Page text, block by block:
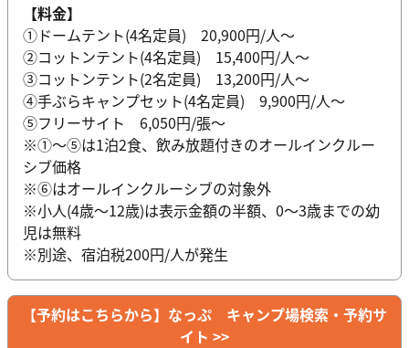
【料金】
①ドームテント(4名定員) 20,900円/人〜
②コットンテント(4名定員) 15,400円/人〜
③コットンテント(2名定員) 13,200円/人～
④手ぶらキャンプセット(4名定員) 9,900円/人〜
⑤フリーサイト 6,050円/張〜
※①〜⑤は1泊2食、飲み放題付きのオールインクルー
シブ価格
※⑥はオールインクルーシブの対象外
※小人(4歳〜12歳)は表示金額の半額、0〜3歳までの幼
児は無料
※別途、宿泊税200円/人が発生
【予約はこちらから】なっぷ キャンプ場検索・予約サ
イト >>